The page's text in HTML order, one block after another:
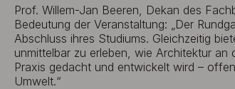
Prof. Willem-Jan Beeren, Dekan des
Bedeutung der Veranstaltung: „Der
Abschluss ihres Studiums. Gleichzeitig
unmittelbar zu erleben, wie Architektur
Praxis gedacht und entwickelt wird –
Umwelt.“